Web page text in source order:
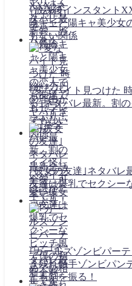
｢放課後インスタント
陰キャと陽キャ美少女
もない関係
｢変なバイト見つけた
る｣ネタバレ最新。割
っぷり！
｢彼女の友達｣ネタバレ
友達は爆乳でセクシー
手です
｢ガールズゾンビパー
き残れ触手ゾンビパン
とも剣を振る！